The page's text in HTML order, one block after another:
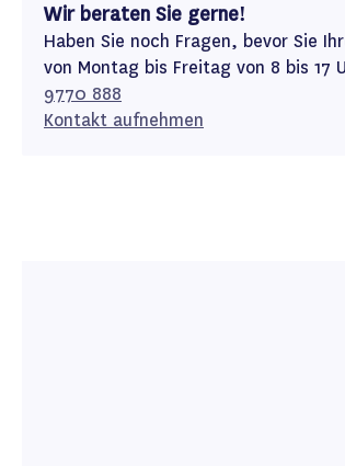
Wir beraten Sie gerne!
Haben Sie noch Fragen, bevor Sie
von Montag bis Freitag von 8 bis 17
9770 888
Kontakt aufnehmen